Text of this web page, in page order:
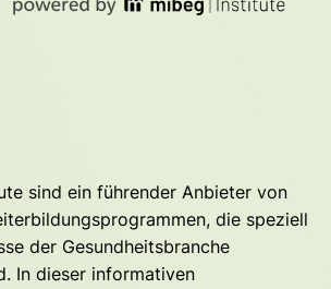
sind ein führender Anbieter von
die speziell
der Gesundheitsbranche
In dieser informativen